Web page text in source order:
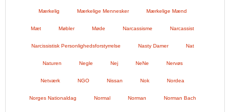
Mærkelig Mærkelige Mennesker Mærkelige Mænd
Mæt Møbler Møde Narcassisme Narcassist
Narcissistisk Personlighedsforstyrrelse Nasty Damer Nat
Naturen Negle Nej NeNe Nervøs
Netværk NGO Nissan Nok Nordea
Norges Nationaldag Normal Norman Norman Bach